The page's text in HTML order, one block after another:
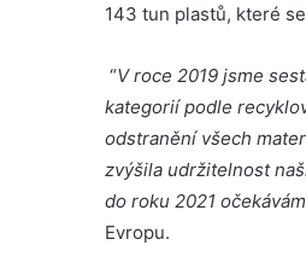
143 tun plastů, které
“V roce 2019 jsme
kategorií podle
odstranění všech
zvýšila udržitelnost
do roku 2021
Evropu.